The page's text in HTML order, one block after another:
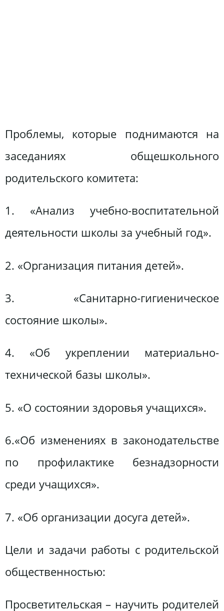
Проблемы, которые поднимаются на
заседаниях общешкольного
родительского комитета:
1. «Анализ учебно-воспитательной
деятельности школы за учебный год».
2. «Организация питания детей».
3. «Санитарно-гигиеническое
состояние школы».
4. «Об укреплении материально-
технической базы школы».
5. «О состоянии здоровья учащихся».
6.«Об изменениях в законодательстве
по профилактике безнадзорности
среди учащихся».
7. «Об организации досуга детей».
Цели и задачи работы с родительской
общественностью:
Просветительская – научить родителей